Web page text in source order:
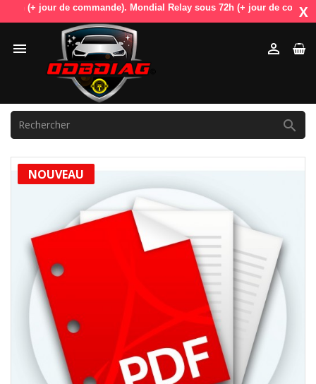
(+ jour de commande). Mondial Relay sous 72h (+ jour de X
 

NOUVEAU